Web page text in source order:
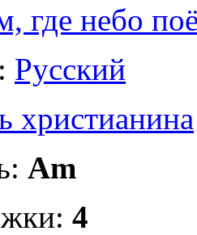
где небо
Русский
христианина
Am
4